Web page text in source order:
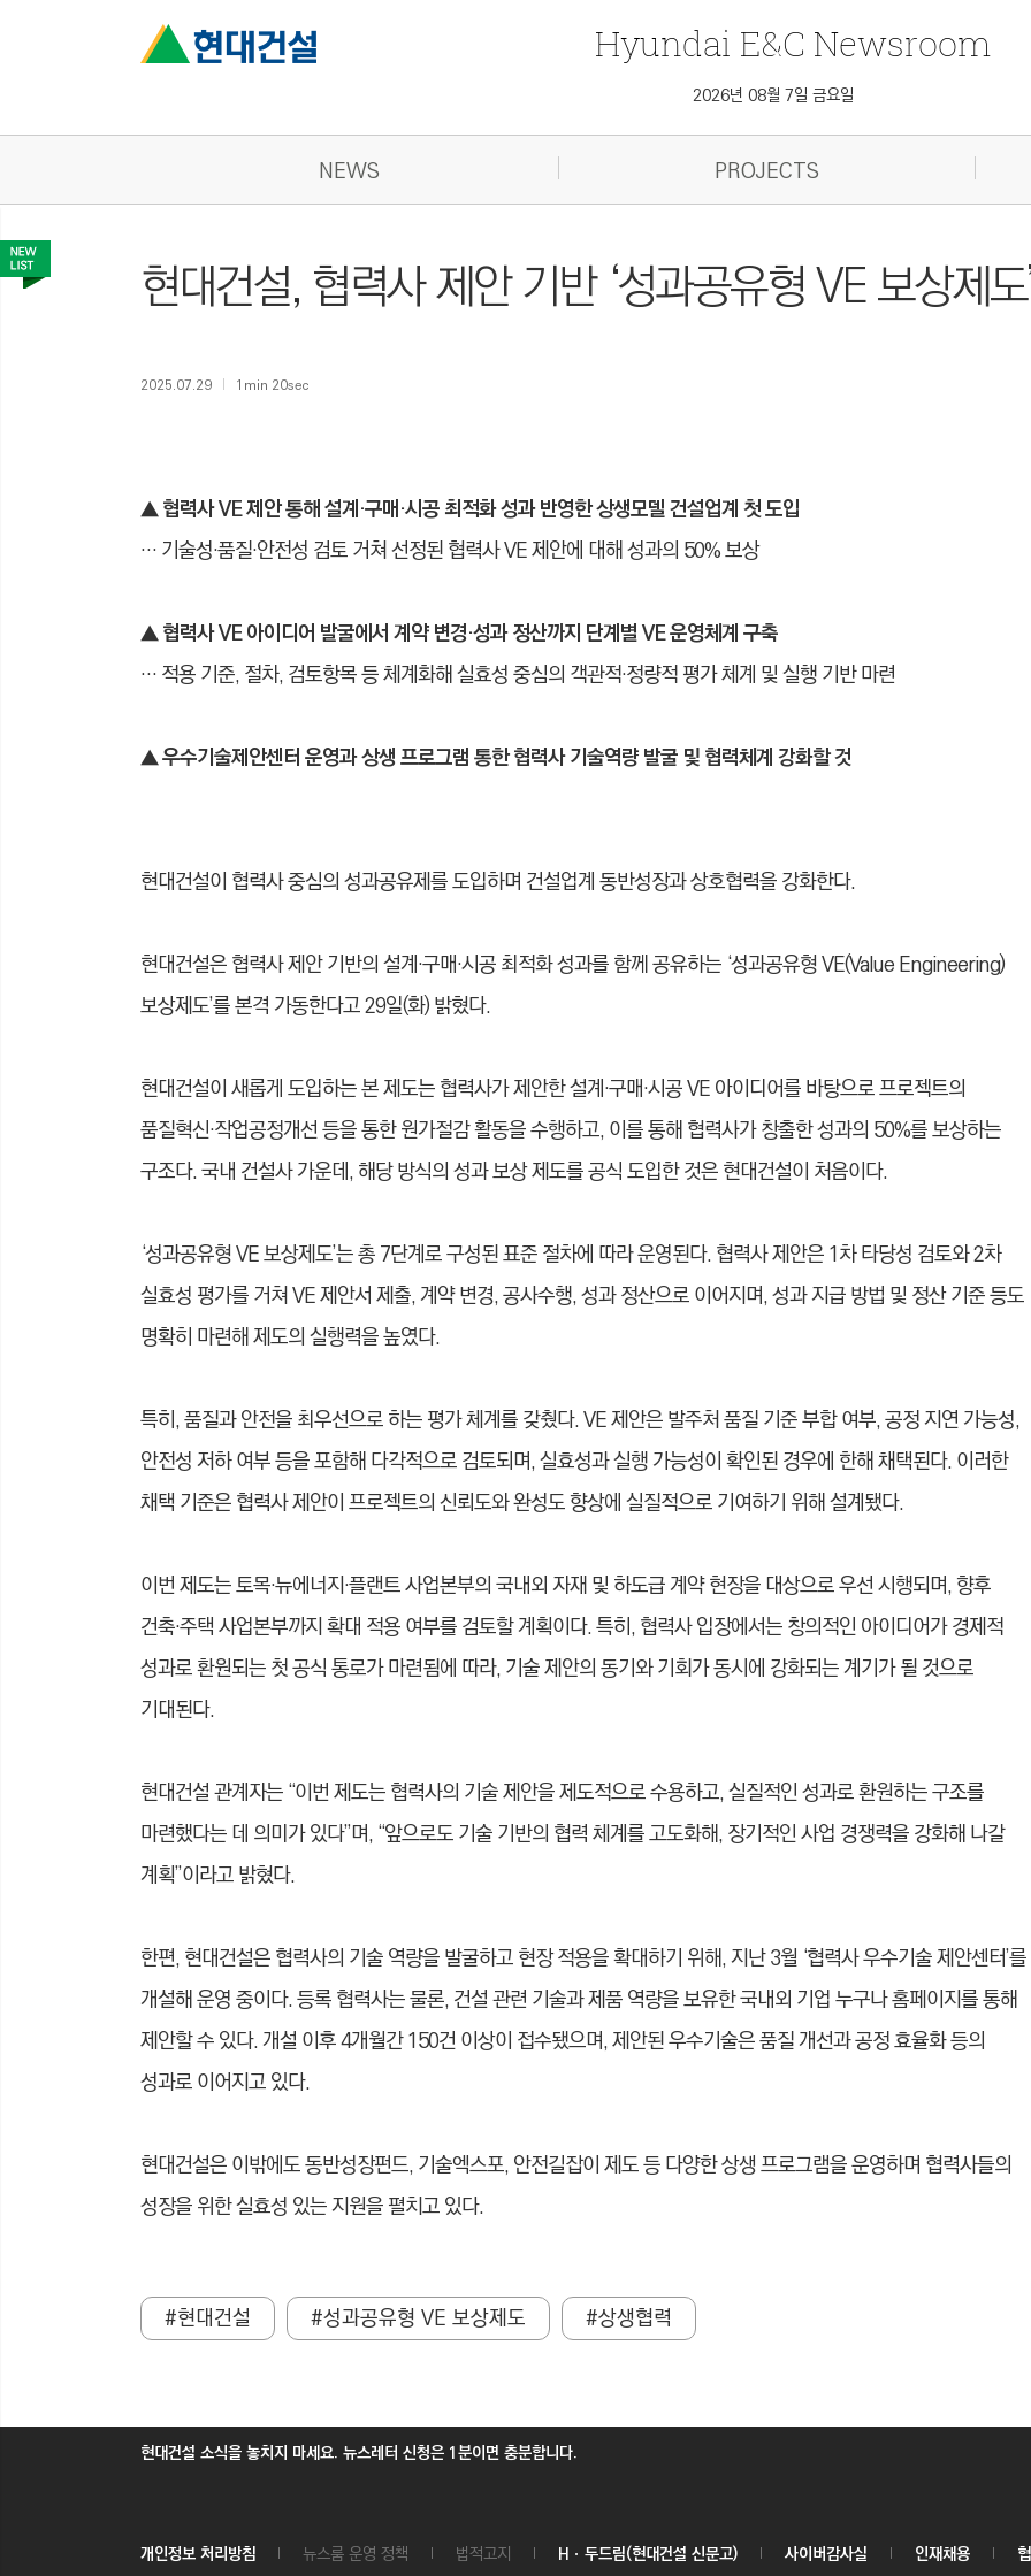
Hyundai E&C Newsroom
2026년 08월 7일 금요일
NEWS PROJECTS
현대건설, 협력사 제안 기반 ‘성과공유형 VE 보상제
2025.07.29 1min 20sec
▲ 협력사 VE 제안 통해 설계·구매·시공 최적화 성과 반영한 상생모델 건설업계 첫 도입
… 기술성·품질·안전성 검토 거쳐 선정된 협력사 VE 제안에 대해 성과의 50% 보상
▲협력사 VE 아이디어 발굴에서 계약 변경·성과 정산까지 단계별 VE 운영체계 구축
… 적용 기준, 절차, 검토항목 등 체계화해 실효성 중심의 객관적·정량적 평가 체계 및 실행 기반 마련
▲우수기술제안센터 운영과 상생 프로그램 통한 협력사 기술역량 발굴 및 협력체계 강화할 것
현대건설이 협력사 중심의 성과공유제를 도입하며 건설업계 동반성장과 상호협력을 강화한다.
현대건설은 협력사 제안 기반의 설계·구매·시공 최적화 성과를 함께 공유하는 ‘성과공유형 VE(Value Engineering)
보상제도’를 본격 가동한다고 29일(화) 밝혔다.
현대건설이 새롭게 도입하는 본 제도는 협력사가 제안한 설계·구매·시공 VE 아이디어를 바탕으로 프로젝트의
품질혁신·작업공정개선 등을 통한 원가절감 활동을 수행하고, 이를 통해 협력사가 창출한 성과의 50%를 보상하는
구조다. 국내 건설사 가운데, 해당 방식의 성과 보상 제도를 공식 도입한 것은 현대건설이 처음이다.
‘성과공유형 VE 보상제도’는 총 7단계로 구성된 표준 절차에 따라 운영된다. 협력사 제안은 1차 타당성 검토와 2차
실효성 평가를 거쳐 VE 제안서 제출, 계약 변경, 공사수행, 성과 정산으로 이어지며, 성과 지급 방법 및 정산 기준 등도
명확히 마련해 제도의 실행력을 높였다.
특히, 품질과 안전을 최우선으로 하는 평가 체계를 갖췄다. VE 제안은 발주처 품질 기준 부합 여부, 공정 지연 가능성,
안전성 저하 여부 등을 포함해 다각적으로 검토되며, 실효성과 실행 가능성이 확인된 경우에 한해 채택된다. 이러한
채택 기준은 협력사 제안이 프로젝트의 신뢰도와 완성도 향상에 실질적으로 기여하기 위해 설계됐다.
이번 제도는 토목·뉴에너지·플랜트 사업본부의 국내외 자재 및 하도급 계약 현장을 대상으로 우선 시행되며, 향후
건축·주택 사업본부까지 확대 적용 여부를 검토할 계획이다. 특히, 협력사 입장에서는 창의적인 아이디어가 경제적
성과로 환원되는 첫 공식 통로가 마련됨에 따라, 기술 제안의 동기와 기회가 동시에 강화되는 계기가 될 것으로
기대된다.
현대건설 관계자는 “이번 제도는 협력사의 기술 제안을 제도적으로 수용하고, 실질적인 성과로 환원하는 구조를
마련했다는 데 의미가 있다”며, “앞으로도 기술 기반의 협력 체계를 고도화해, 장기적인 사업 경쟁력을 강화해 나갈
계획”이라고 밝혔다.
한편, 현대건설은 협력사의 기술 역량을 발굴하고 현장 적용을 확대하기 위해, 지난 3월 ‘협력사 우수기술 제안센터’를
개설해 운영 중이다. 등록 협력사는 물론, 건설 관련 기술과 제품 역량을 보유한 국내외 기업 누구나 홈페이지를 통해
제안할 수 있다. 개설 이후 4개월간 150건 이상이 접수됐으며, 제안된 우수기술은 품질 개선과 공정 효율화 등의
성과로 이어지고 있다.
현대건설은 이밖에도 동반성장펀드, 기술엑스포, 안전길잡이 제도 등 다양한 상생 프로그램을 운영하며 협력사들의
성장을 위한 실효성 있는 지원을 펼치고 있다.
#현대건설 #성과공유형 VE 보상제도 #상생협력
현대건설 소식을 놓치지 마세요. 뉴스레터 신청은 1분이면 충분합니다.
개인정보 처리방침 뉴스룸 운영 정책 법적고지 Hㆍ두드림(현대건설 신문고) 사이버감사실 인재채용